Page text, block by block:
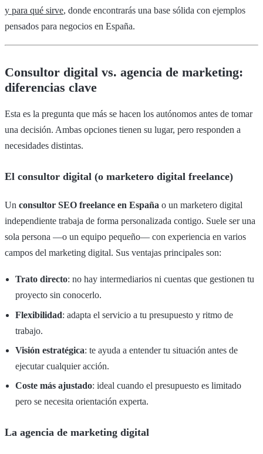
y para qué sirve, donde encontrarás una base sólida con ejemplos
pensados para negocios en España.
Consultor digital vs. agencia de marketing:
diferencias clave
Esta es la pregunta que más se hacen los autónomos antes de tomar
una decisión. Ambas opciones tienen su lugar, pero responden a
necesidades distintas.
El consultor digital (o marketero digital freelance)
Un consultor SEO freelance en España o un marketero digital
independiente trabaja de forma personalizada contigo. Suele ser una
sola persona —o un equipo pequeño— con experiencia en varios
campos del marketing digital. Sus ventajas principales son:
Trato directo: no hay intermediarios ni cuentas que gestionen tu
proyecto sin conocerlo.
Flexibilidad: adapta el servicio a tu presupuesto y ritmo de
trabajo.
Visión estratégica: te ayuda a entender tu situación antes de
ejecutar cualquier acción.
Coste más ajustado: ideal cuando el presupuesto es limitado
pero se necesita orientación experta.
La agencia de marketing digital